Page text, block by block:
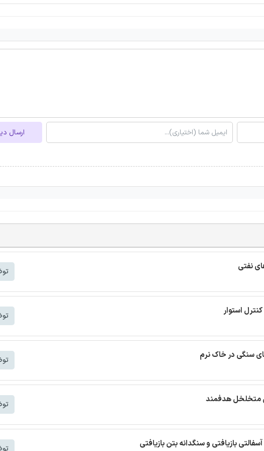
ارسال
نفتی
استوار
سنگی در خاک نرم
متخلخل هدفمند
بازیافتی و سنگدانه بتن بازیافتی